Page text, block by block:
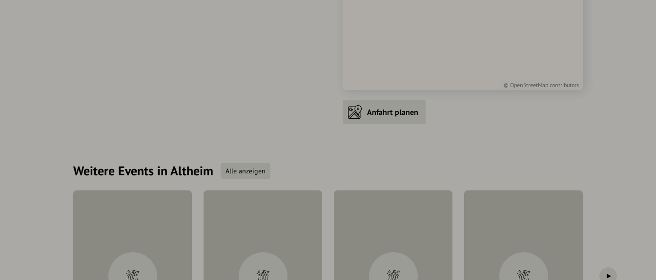
© OpenStreetMap contributors
Anfahrt planen
Weitere Events in Altheim Alle anzeigen